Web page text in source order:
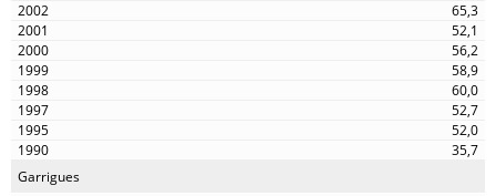
65,3
52,1
56,2
58,9
60,0
52,7
52,0
35,7
Garrigues